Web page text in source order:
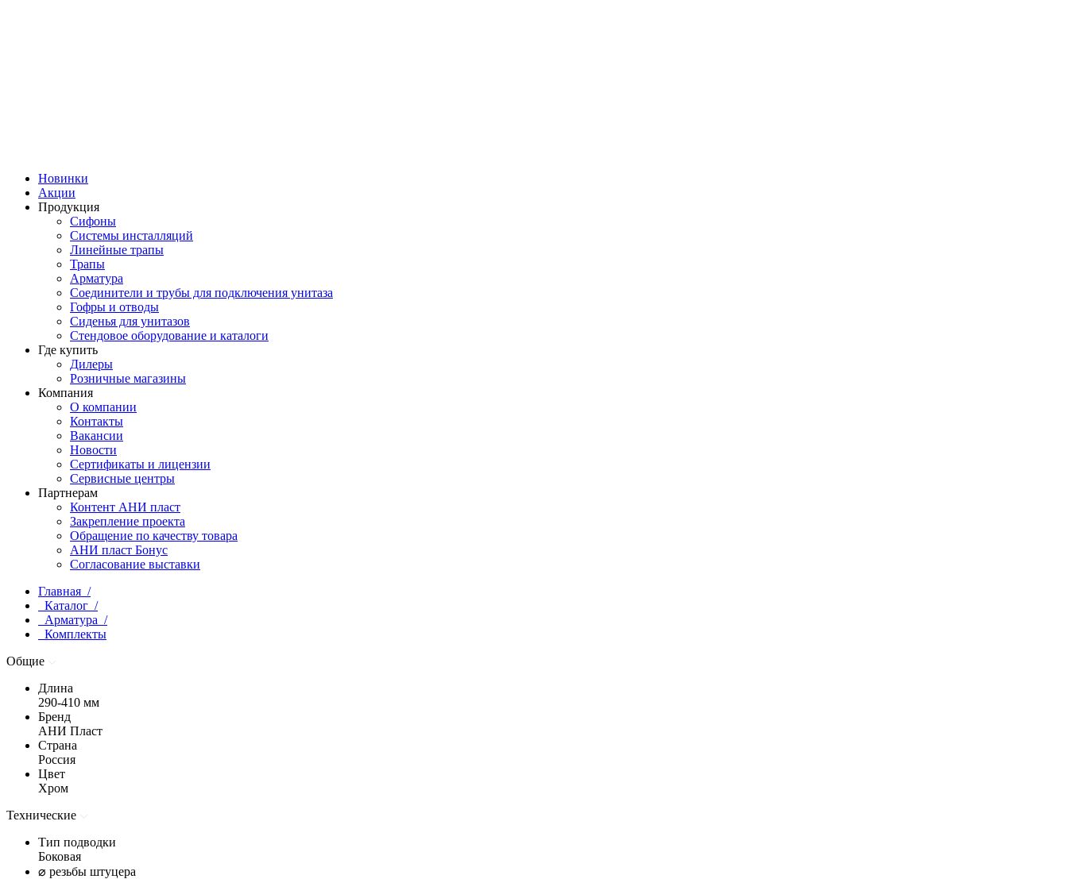
Новинки
Акции
Продукция
Сифоны
Системы инсталляций
Линейные трапы
Трапы
Арматура
Соединители и трубы для подключения унитаза
Гофры и отводы
Сиденья для унитазов
Стендовое оборудование и каталоги
Где купить
Дилеры
Розничные магазины
Компания
О компании
Контакты
Вакансии
Новости
Сертификаты и лицензии
Сервисные центры
Партнерам
Контент АНИ пласт
Закрепление проекта
Обращение по качеству товара
АНИ пласт Бонус
Согласование выставки
Главная /
Каталог /
Арматура /
Комплекты
Общие
Длина
290-410 мм
Бренд
АНИ Пласт
Страна
Россия
Цвет
Хром
Технические
Тип подводки
Боковая
⌀ резьбы штуцера